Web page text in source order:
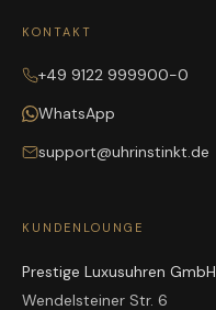
KONTAKT
+49 9122 999900-0
WhatsApp
support@uhrinstinkt.de
KUNDENLOUNGE
Prestige Luxusuhren GmbH
Wendelsteiner Str. 6